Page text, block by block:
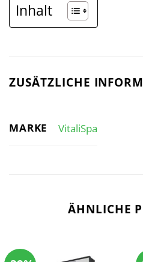
Inhalt
ZUSÄTZLICHE
MARKE VitaliSpa
ÄHNLICHE